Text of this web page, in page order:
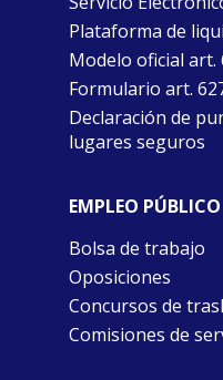
Plataforma de
Modelo oficial art.
Formulario art.
Declaración de
lugares seguros
EMPLEO PÚBLICO
Bolsa de trabajo
Oposiciones
Concursos de
Comisiones de